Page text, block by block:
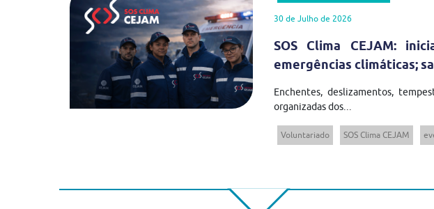
30 de Julho de 2026
SOS Clima CEJAM:
emergências climáticas;
Enchentes, deslizamentos,
organizadas dos...
Voluntariado SOS Clima CEJAM